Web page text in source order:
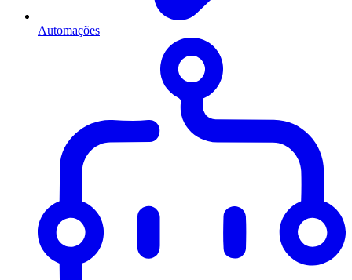
Automações